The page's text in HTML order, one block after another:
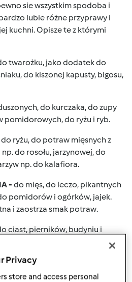
sie wszystkim spodoba i
lubie różne przyprawy i
kuchni. Opisze te z którymi
twarożku, jako dodatek do
do kiszonej kapusty, bigosu,
do kurczaka, do zupy
pomidorowych, do ryżu i ryb.
ryżu, do potraw mięsnych z
do rosołu, jarzynowej, do
np. do kalafiora.
- do mięs, do leczo, pikantnych
pomidorów i ogórków, jajek.
i zaostrza smak potraw.
ciast, pierników, budyniu i
i do piwa, do pasztetów i
do ryżu, do pieczonego mięsa.
Privacy
store and access personal